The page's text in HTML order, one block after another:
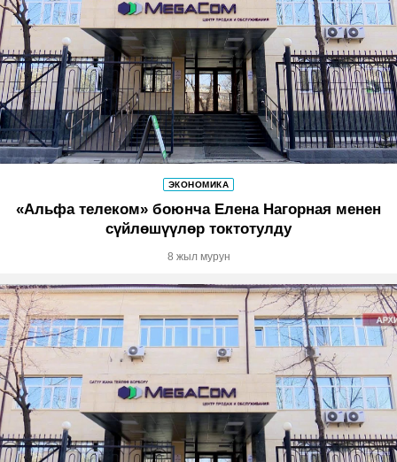
ЭКОНОМИКА
«Альфа телеком» боюнча Елена Нагорная менен
сүйлөшүүлөр токтотулду
8 жыл мурун